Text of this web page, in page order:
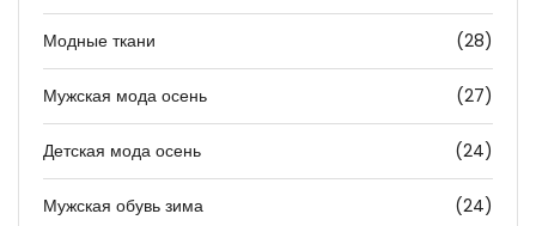
Модные ткани (28)
Мужская мода осень (27)
Детская мода осень (24)
Мужская обувь зима (24)